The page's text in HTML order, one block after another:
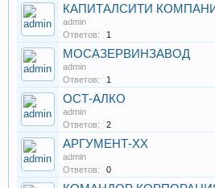
КАПИТАЛСИТИ
admin
Ответов:
1
МОСАЗЕРВИНЗАВОД
admin
Ответов:
1
ОСТ-АЛКО
admin
Ответов:
2
АРГУМЕНТ-XX
admin
Ответов:
0